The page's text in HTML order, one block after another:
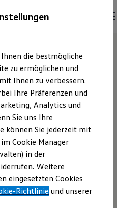
und Gebrauchtwagen
Gebrauchtwagen
bei Gebrauchtwagen
Peter
über uns
GmbH) als
von Inhalten
die bestmögliche
zu ermöglichen und
Ihnen zu verbessern.
Ihre Präferenzen und
Analytics und
Sie uns Ihre
können Sie jederzeit mit
Cookie Manager
in der
Weitere
eingesetzten Cookies
Richtlinie und unserer